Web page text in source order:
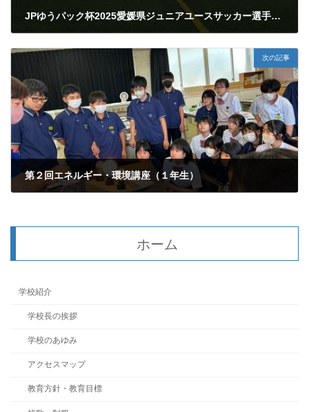
JPゆうパック杯2025愛媛県ジュニアユースサッカー選手権大会東予地区予選
次の記事
第２回エネルギー・環境講座（１年生）
ホーム
学校紹介
学校長の挨拶
学校のあゆみ
アクセスマップ
教育方針・教育目標